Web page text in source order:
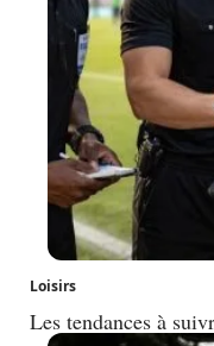
Loisirs
Les tendances à